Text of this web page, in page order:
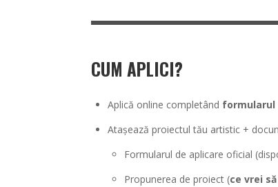
CUM APLICI?
Aplică online completând formularul
Atașează proiectul tău artistic +
Formularul de aplicare oficial
Propunerea de proiect (ce vrei